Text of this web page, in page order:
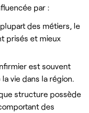
par :
des métiers, le
prisés et mieux
est souvent
vie dans la région.
structure possède
des